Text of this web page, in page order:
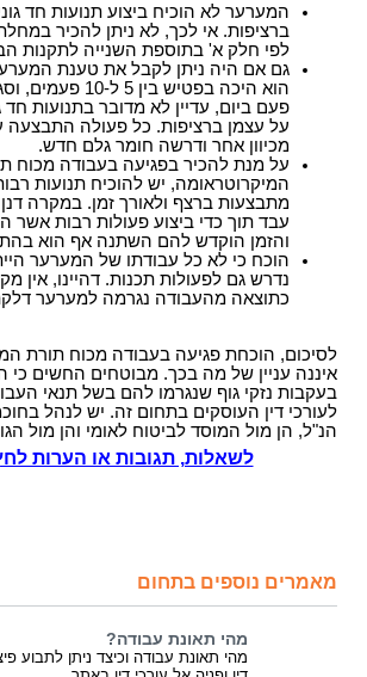
המערער לא הוכיח ביצוע תנועות חד
ברציפות. אי לכך, לא ניתן להכיר
לפי חלק א' בתוספת השנייה לתקנות
גם אם היה ניתן לקבל את טענת
פעם ביום, עדיין לא מדובר בתנועות חד
על עצמן ברציפות. כל פעולה התבצעה
מכיוון אחר ודרשה חומר גלם חדש.
על מנת להכיר בפגיעה בעבודה מכוח
המיקרוטראומה, יש להוכיח תנועות
מתבצעות ברצף ולאורך זמן. במקרה
עבד תוך כדי ביצוע פעולות רבות אשר
והזמן הוקדש להם השתנה אף הוא
הוכח כי לא כל עבודתו של המערער
נדרש גם לפעולות תכנות. דהיינו, אין
כתוצאה מהעבודה נגרמה למערער
לסיכום, הוכחת פגיעה בעבודה מכוח תורת
איננה עניין של מה בכך. מבוטחים החשים כי
בעקבות נזקי גוף שנגרמו להם בשל תנאי
לעורכי דין העוסקים בתחום זה. יש לנהל
הנ"ל, הן מול המוסד לביטוח לאומי והן מול
לשאלות, תגובות או הערות
מאמרים נוספים בתחום
מהי תאונת עבודה?
מהי תאונת עבודה וכיצד ניתן לתבוע